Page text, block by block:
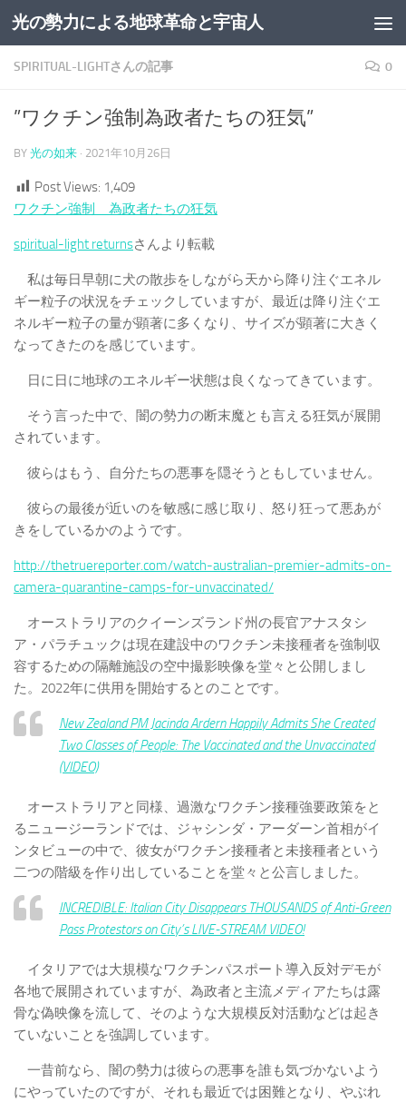
コンテンツへスキップ
光の勢力による地球革命と宇宙人
SPIRITUAL-LIGHTさんの記事 0
”ワクチン強制為政者たちの狂気”
BY 光の如来 · 2021年10月26日
Post Views: 1,409
ワクチン強制 為政者たちの狂気
spiritual-light returnsさんより転載
私は毎日早朝に犬の散歩をしながら天から降り注ぐエネル
ギー粒子の状況をチェックしていますが、最近は降り注ぐエ
ネルギー粒子の量が顕著に多くなり、サイズが顕著に大きく
なってきたのを感じています。
日に日に地球のエネルギー状態は良くなってきています。
そう言った中で、闇の勢力の断末魔とも言える狂気が展開
されています。
彼らはもう、自分たちの悪事を隠そうともしていません。
彼らの最後が近いのを敏感に感じ取り、怒り狂って悪あが
きをしているかのようです。
http://thetruereporter.com/watch-australian-premier-admits-on-
camera-quarantine-camps-for-unvaccinated/
オーストラリアのクイーンズランド州の長官アナスタシ
ア・パラチュックは現在建設中のワクチン未接種者を強制収
容するための隔離施設の空中撮影映像を堂々と公開しまし
た。2022年に供用を開始するとのことです。
New Zealand PM Jacinda Ardern Happily Admits She Created
Two Classes of People: The Vaccinated and the Unvaccinated
(VIDEO)
オーストラリアと同様、過激なワクチン接種強要政策をと
るニュージーランドでは、ジャシンダ・アーダーン首相がイ
ンタビューの中で、彼女がワクチン接種者と未接種者という
二つの階級を作り出していることを堂々と公言しました。
INCREDIBLE: Italian City Disappears THOUSANDS of Anti-Green
Pass Protestors on City’s LIVE-STREAM VIDEO!
イタリアでは大規模なワクチンパスポート導入反対デモが
各地で展開されていますが、為政者と主流メディアたちは露
骨な偽映像を流して、そのような大規模反対活動などは起き
ていないことを強調しています。
一昔前なら、闇の勢力は彼らの悪事を誰も気づかないよう
にやっていたのですが、それも最近では困難となり、やぶれ